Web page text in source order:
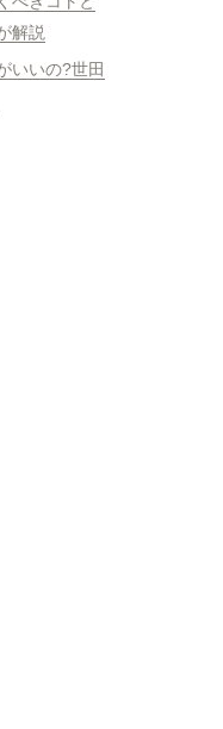
解説
いいの?世田